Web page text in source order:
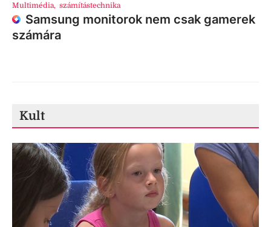
Multimédia, számítástechnika
Samsung monitorok nem csak gamerek
számára
Kult